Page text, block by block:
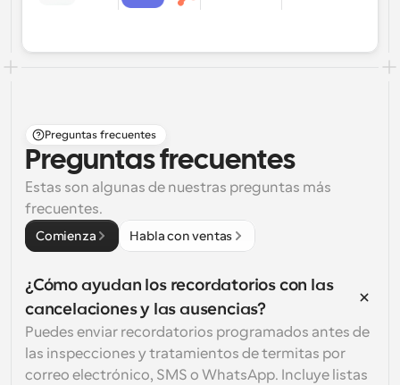
Preguntas frecuentes
Preguntas frecuentes
Estas son algunas de nuestras preguntas más
frecuentes.
Comienza Habla con ventas
¿Cómo ayudan los recordatorios con las
cancelaciones y las ausencias?
Puedes enviar recordatorios programados antes de
las inspecciones y tratamientos de termitas por
correo electrónico, SMS o WhatsApp. Incluye listas